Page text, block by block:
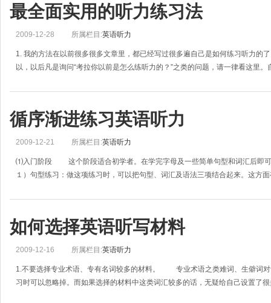
最全面实用的听力练习法
2009-12-28 所属栏目:英语听力
1. 我的方法在以前很多很多文章里，都已经写过很多遍自己是如何练习听力的
以，以后凡是询问“考拉你以前是怎么练听力的？”之类的问题，请一律看这里
循序渐进练习英语听力
2009-12-21 所属栏目:英语听力
⑴入门阶段 这个阶段适合初学者。在学完字母及一些简单句型和词汇后
１）句型练习：做这项练习时，可以把句型、词汇及语法三项结合起来。这方
如何选择英语听写材料
2009-12-16 所属栏目:英语听力
1.不要选择专业术语、专有名词较多的材料。 专业术语之类难词、生僻词对
习时可以忽略掉。而如果选择的材料中这类词汇较多的话，无疑给自己设置了很